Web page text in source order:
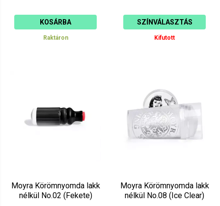
KOSÁRBA
Raktáron
SZÍNVÁLASZTÁS
Kifutott
Moyra Körömnyomda lakk
nélkül No.02 (Fekete)
Moyra Körömnyomda lakk
nélkül No.08 (Ice Clear)